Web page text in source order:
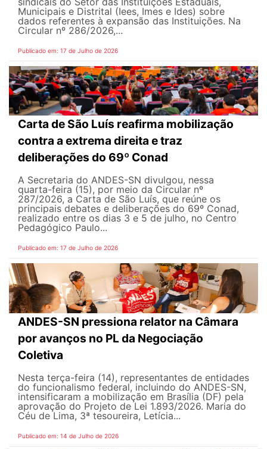
Municipais e Distrital (Iees, Imes e Ides) sobre
dados referentes à expansão das Instituições. Na
Circular nº 286/2026,...
Publicado em: 17 de Julho de 2026
Carta de São Luís reafirma mobilização
contra a extrema direita e traz
deliberações do 69º Conad
A Secretaria do ANDES-SN divulgou, nessa
quarta-feira (15), por meio da Circular nº
287/2026, a Carta de São Luís, que reúne os
principais debates e deliberações do 69º Conad,
realizado entre os dias 3 e 5 de julho, no Centro
Pedagógico Paulo...
Publicado em: 17 de Julho de 2026
ANDES-SN pressiona relator na Câmara
por avanços no PL da Negociação
Coletiva
Nesta terça-feira (14), representantes de entidades
do funcionalismo federal, incluindo do ANDES-SN,
intensificaram a mobilização em Brasília (DF) pela
aprovação do Projeto de Lei 1.893/2026. Maria do
Céu de Lima, 3ª tesoureira, Letícia...
Publicado em: 14 de Julho de 2026